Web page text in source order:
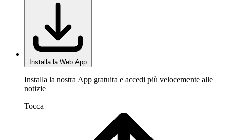
Installa la Web App
Installa la nostra App gratuita e accedi più velocemente alle
notizie
Tocca